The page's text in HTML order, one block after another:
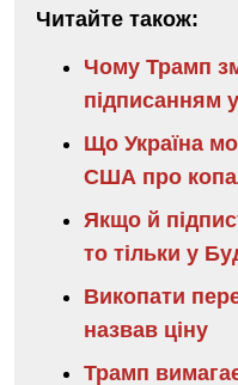
Читайте також:
Чому Трамп
підписанням
Що Україна
США про
Якщо й
то тільки у
Викопати
назвав ціну
Трамп